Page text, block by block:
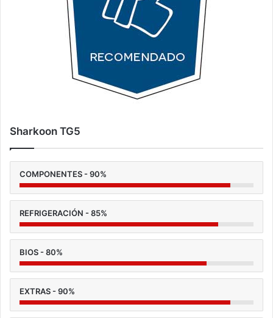
Sharkoon TG5
COMPONENTES - 90%
REFRIGERACIÓN - 85%
BIOS - 80%
EXTRAS - 90%